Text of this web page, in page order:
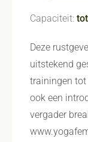
Capaciteit:
Deze
uitstekend
trainingen tot
ook een
vergader